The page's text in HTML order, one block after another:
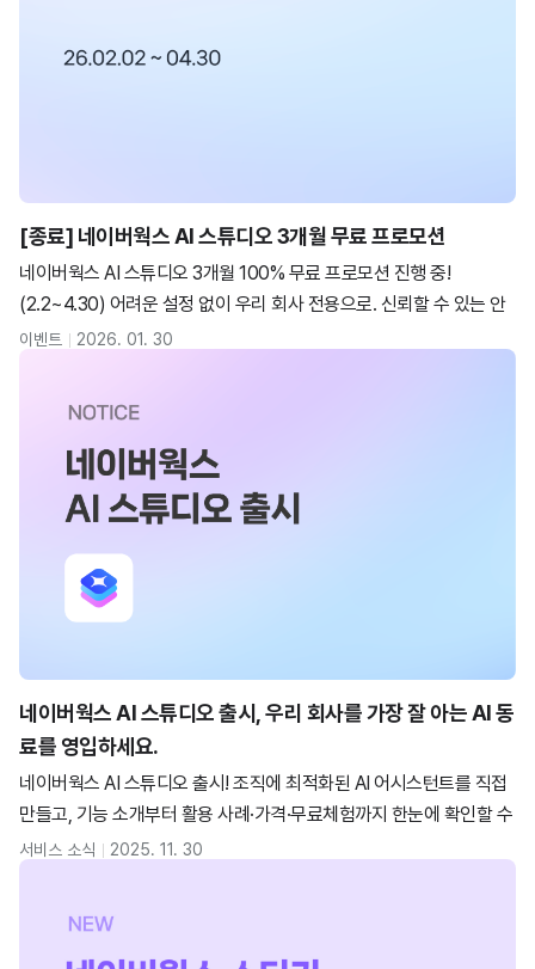
[종료] 네이버웍스 AI 스튜디오 3개월 무료 프로모션
네이버웍스 AI 스튜디오 3개월 100% 무료 프로모션 진행 중!
(2.2~4.30) 어려운 설정 없이 우리 회사 전용으로. 신뢰할 수 있는 안
전한 AI 어시스턴트를 직접 만들고 업무 생산성을 혁신해 보세요.
이벤트 2026. 01. 30
네이버웍스 AI 스튜디오 출시, 우리 회사를 가장 잘 아는 AI 동
료를 영입하세요.
네이버웍스 AI 스튜디오 출시! 조직에 최적화된 AI 어시스턴트를 직접
만들고, 기능 소개부터 활용 사례·가격·무료체험까지 한눈에 확인할 수
있습니다.
서비스 소식 2025. 11. 30